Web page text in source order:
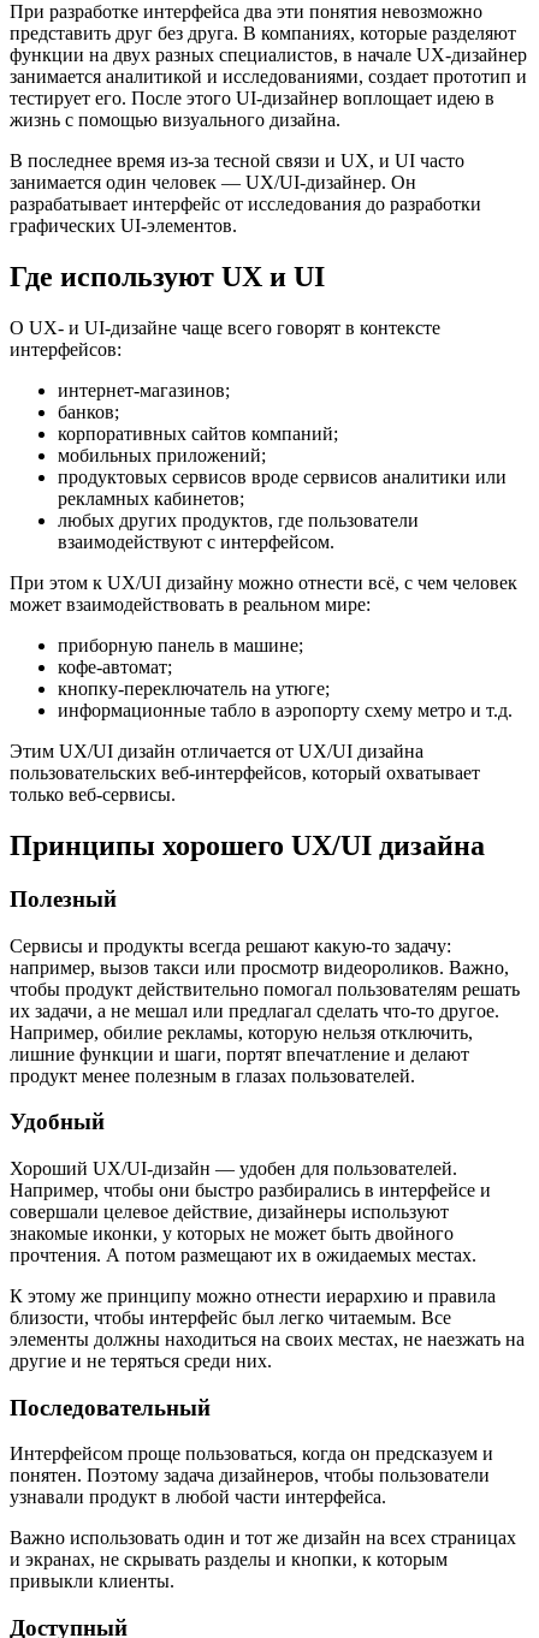
При разработке интерфейса два эти понятия невозможно
представить друг без друга. В компаниях, которые разделяют
функции на двух разных специалистов, в начале UX-дизайнер
занимается аналитикой и исследованиями, создает прототип и
тестирует его. После этого UI-дизайнер воплощает идею в
жизнь с помощью визуального дизайна.
В последнее время из-за тесной связи и UX, и UI часто
занимается один человек — UX/UI-дизайнер. Он
разрабатывает интерфейс от исследования до разработки
графических UI-элементов.
Где используют UX и UI
О UX- и UI-дизайне чаще всего говорят в контексте
интерфейсов:
интернет-магазинов;
банков;
корпоративных сайтов компаний;
мобильных приложений;
продуктовых сервисов вроде сервисов аналитики или
рекламных кабинетов;
любых других продуктов, где пользователи
взаимодействуют с интерфейсом.
При этом к UX/UI дизайну можно отнести всё, с чем человек
может взаимодействовать в реальном мире:
приборную панель в машине;
кофе-автомат;
кнопку-переключатель на утюге;
информационные табло в аэропорту схему метро и т.д.
Этим UX/UI дизайн отличается от UX/UI дизайна
пользовательских веб-интерфейсов, который охватывает
только веб-сервисы.
Принципы хорошего UX/UI дизайна
Полезный
Сервисы и продукты всегда решают какую-то задачу:
например, вызов такси или просмотр видеороликов. Важно,
чтобы продукт действительно помогал пользователям решать
их задачи, а не мешал или предлагал сделать что-то другое.
Например, обилие рекламы, которую нельзя отключить,
лишние функции и шаги, портят впечатление и делают
продукт менее полезным в глазах пользователей.
Удобный
Хороший UX/UI-дизайн — удобен для пользователей.
Например, чтобы они быстро разбирались в интерфейсе и
совершали целевое действие, дизайнеры используют
знакомые иконки, у которых не может быть двойного
прочтения. А потом размещают их в ожидаемых местах.
К этому же принципу можно отнести иерархию и правила
близости, чтобы интерфейс был легко читаемым. Все
элементы должны находиться на своих местах, не наезжать на
другие и не теряться среди них.
Последовательный
Интерфейсом проще пользоваться, когда он предсказуем и
понятен. Поэтому задача дизайнеров, чтобы пользователи
узнавали продукт в любой части интерфейса.
Важно использовать один и тот же дизайн на всех страницах
и экранах, не скрывать разделы и кнопки, к которым
привыкли клиенты.
Доступный